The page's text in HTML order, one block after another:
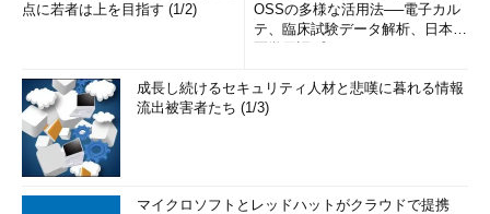
点に若者は上を目指す (1/2)
OSSの多様な活用法──電子カル
テ、臨床試験データ解析、日本語
成長し続けるセキュリティ人材と悲嘆に暮れる情報
流出被害者たち (1/3)
マイクロソフトとレッドハットがクラウドで提携